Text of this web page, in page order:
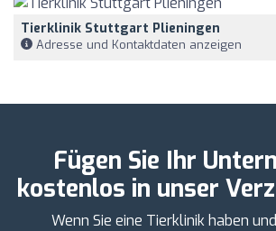
Tierklinik Stuttgart Plieningen
Adresse und Kontaktdaten anzeigen
Fügen Sie Ihr
kostenlos in unser
Wenn Sie eine Tierklinik haben